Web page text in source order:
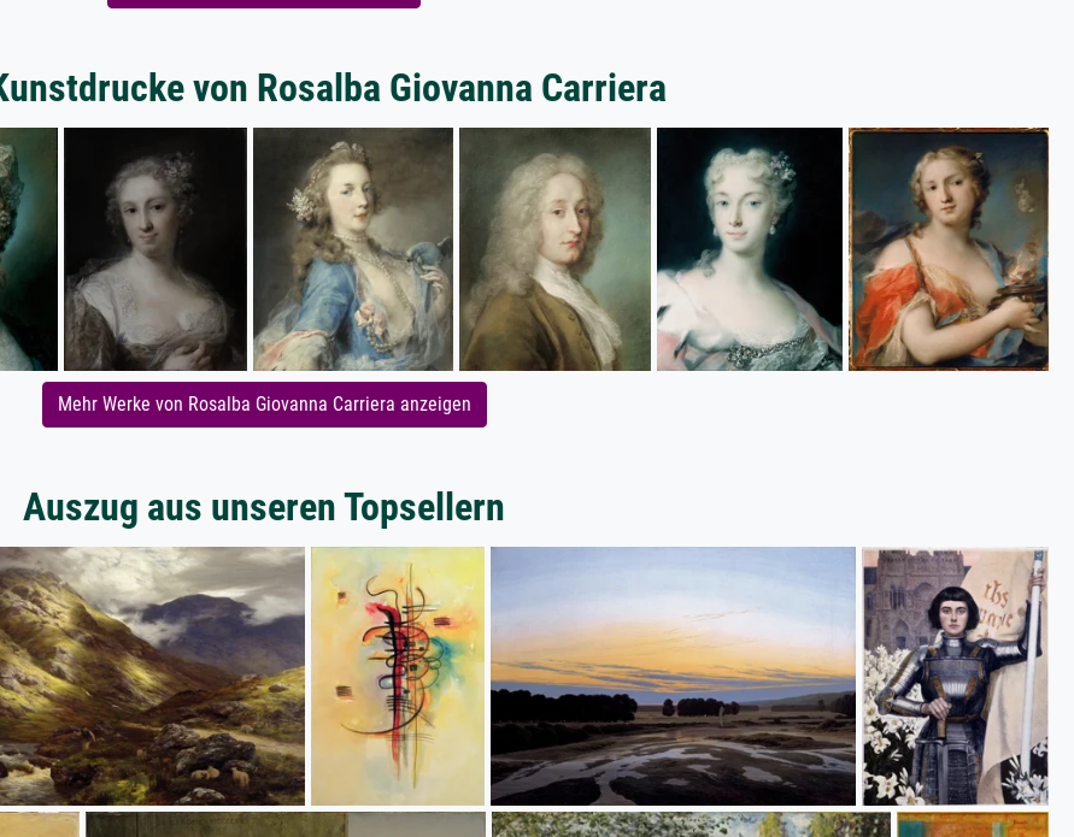
von Rosalba Giovanna Carriera
Mehr Werke von Rosalba Giovanna Carriera anzeigen
Auszug aus unseren Topsellern